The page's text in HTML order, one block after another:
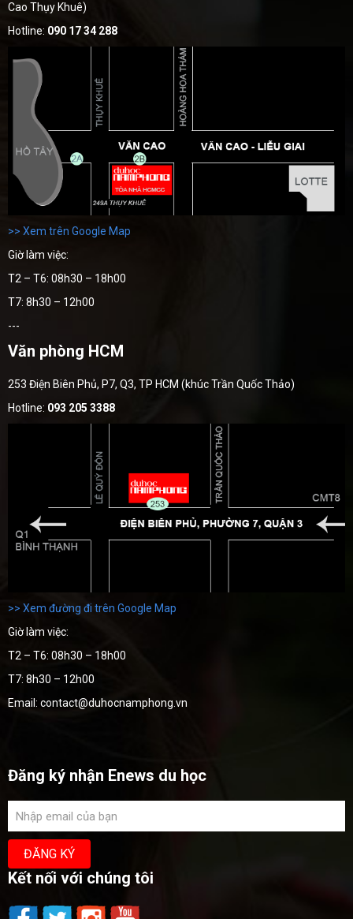
Cao Thụy Khuê)
Hotline: 090 17 34 288
>> Xem trên Google Map
Giờ làm việc:
T2 – T6: 08h30 – 18h00
T7: 8h30 – 12h00
---
Văn phòng HCM
253 Điện Biên Phủ, P7, Q3, TP HCM (khúc Trần Quốc Thảo)
Hotline: 093 205 3388
>> Xem đường đi trên Google Map
Giờ làm việc:
T2 – T6: 08h30 – 18h00
T7: 8h30 – 12h00
Email: contact@duhocnamphong.vn
Đăng ký nhận Enews du học
Kết nối với chúng tôi